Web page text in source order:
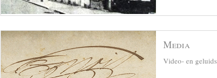
Media
Video- en